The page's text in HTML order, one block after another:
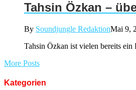
Tahsin Özkan –
By Soundjungle RedaktionMai 9,
Tahsin Özkan ist vielen bereits
More Posts
Kategorien